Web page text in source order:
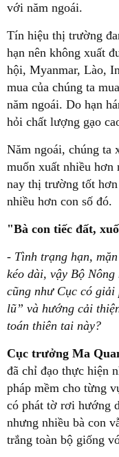
với năm ngoái.
Tín hiệu thị trường
hạn nên không xuất
hội, Myanmar, Lào,
mua của chúng ta
năm ngoái. Do hạn
hỏi chất lượng gạo
Năm ngoái, chúng ta
muốn xuất nhiều
nay thị trường tốt
nhiều hơn con số đó.
"Bà con tiếc đất,
- Tình trạng hạn,
kéo dài, vậy Bộ
cũng như Cục có giải
lũ” và hướng cải
toán thiên tai này?
Cục trưởng Ma
đã chỉ đạo thực hiện
pháp mềm cho từng
có phát tờ rơi hướng
nhưng nhiều bà con
trắng toàn bộ giống